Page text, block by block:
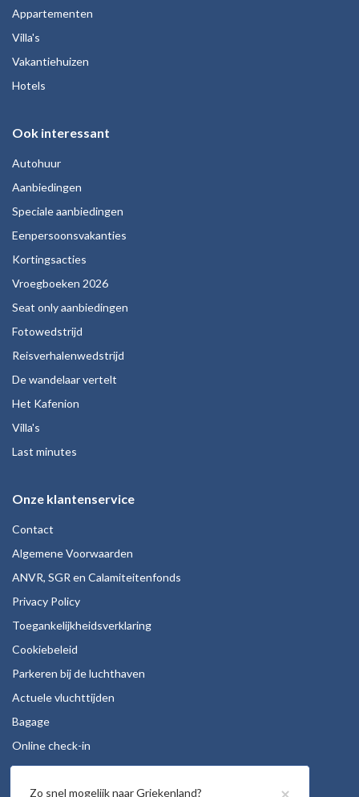
Appartementen
Villa's
Vakantiehuizen
Hotels
Ook interessant
Autohuur
Aanbiedingen
Speciale aanbiedingen
Eenpersoonsvakanties
Kortingsacties
Vroegboeken 2026
Seat only aanbiedingen
Fotowedstrijd
Reisverhalenwedstrijd
De wandelaar vertelt
Het Kafenion
Villa's
Last minutes
Onze klantenservice
Contact
Algemene Voorwaarden
ANVR, SGR en Calamiteitenfonds
Privacy Policy
Toegankelijkheidsverklaring
Cookiebeleid
Parkeren bij de luchthaven
Actuele vluchttijden
Bagage
Online check-in
Stoelreservering
Autohuur
Zo snel mogelijk naar Griekenland?